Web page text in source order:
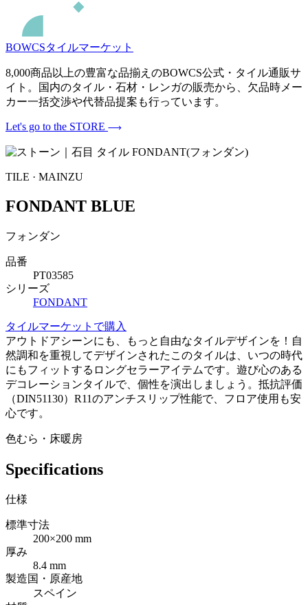
BOWCSタイルマーケット
8,000商品以上の豊富な品揃えのBOWCS公式・タイル通販サ
イト。国内のタイル・石材・レンガの販売から、欠品時メー
カー一括交渉や代替品提案も行っています。
Let's go to the STORE
TILE · MAINZU
FONDANT BLUE
フォンダン
品番
PT03585
シリーズ
FONDANT
タイルマーケットで購入
アウトドアシーンにも、もっと自由なタイルデザインを！自
然調和を重視してデザインされたこのタイルは、いつの時代
にもフィットするロングセラーアイテムです。遊び心のある
デコレーションタイルで、個性を演出しましょう。抵抗評価
（DIN51130）R11のアンチスリップ性能で、フロア使用も安
心です。
色むら・床暖房
Specifications
仕様
標準寸法
200×200 mm
厚み
8.4 mm
製造国・原産地
スペイン